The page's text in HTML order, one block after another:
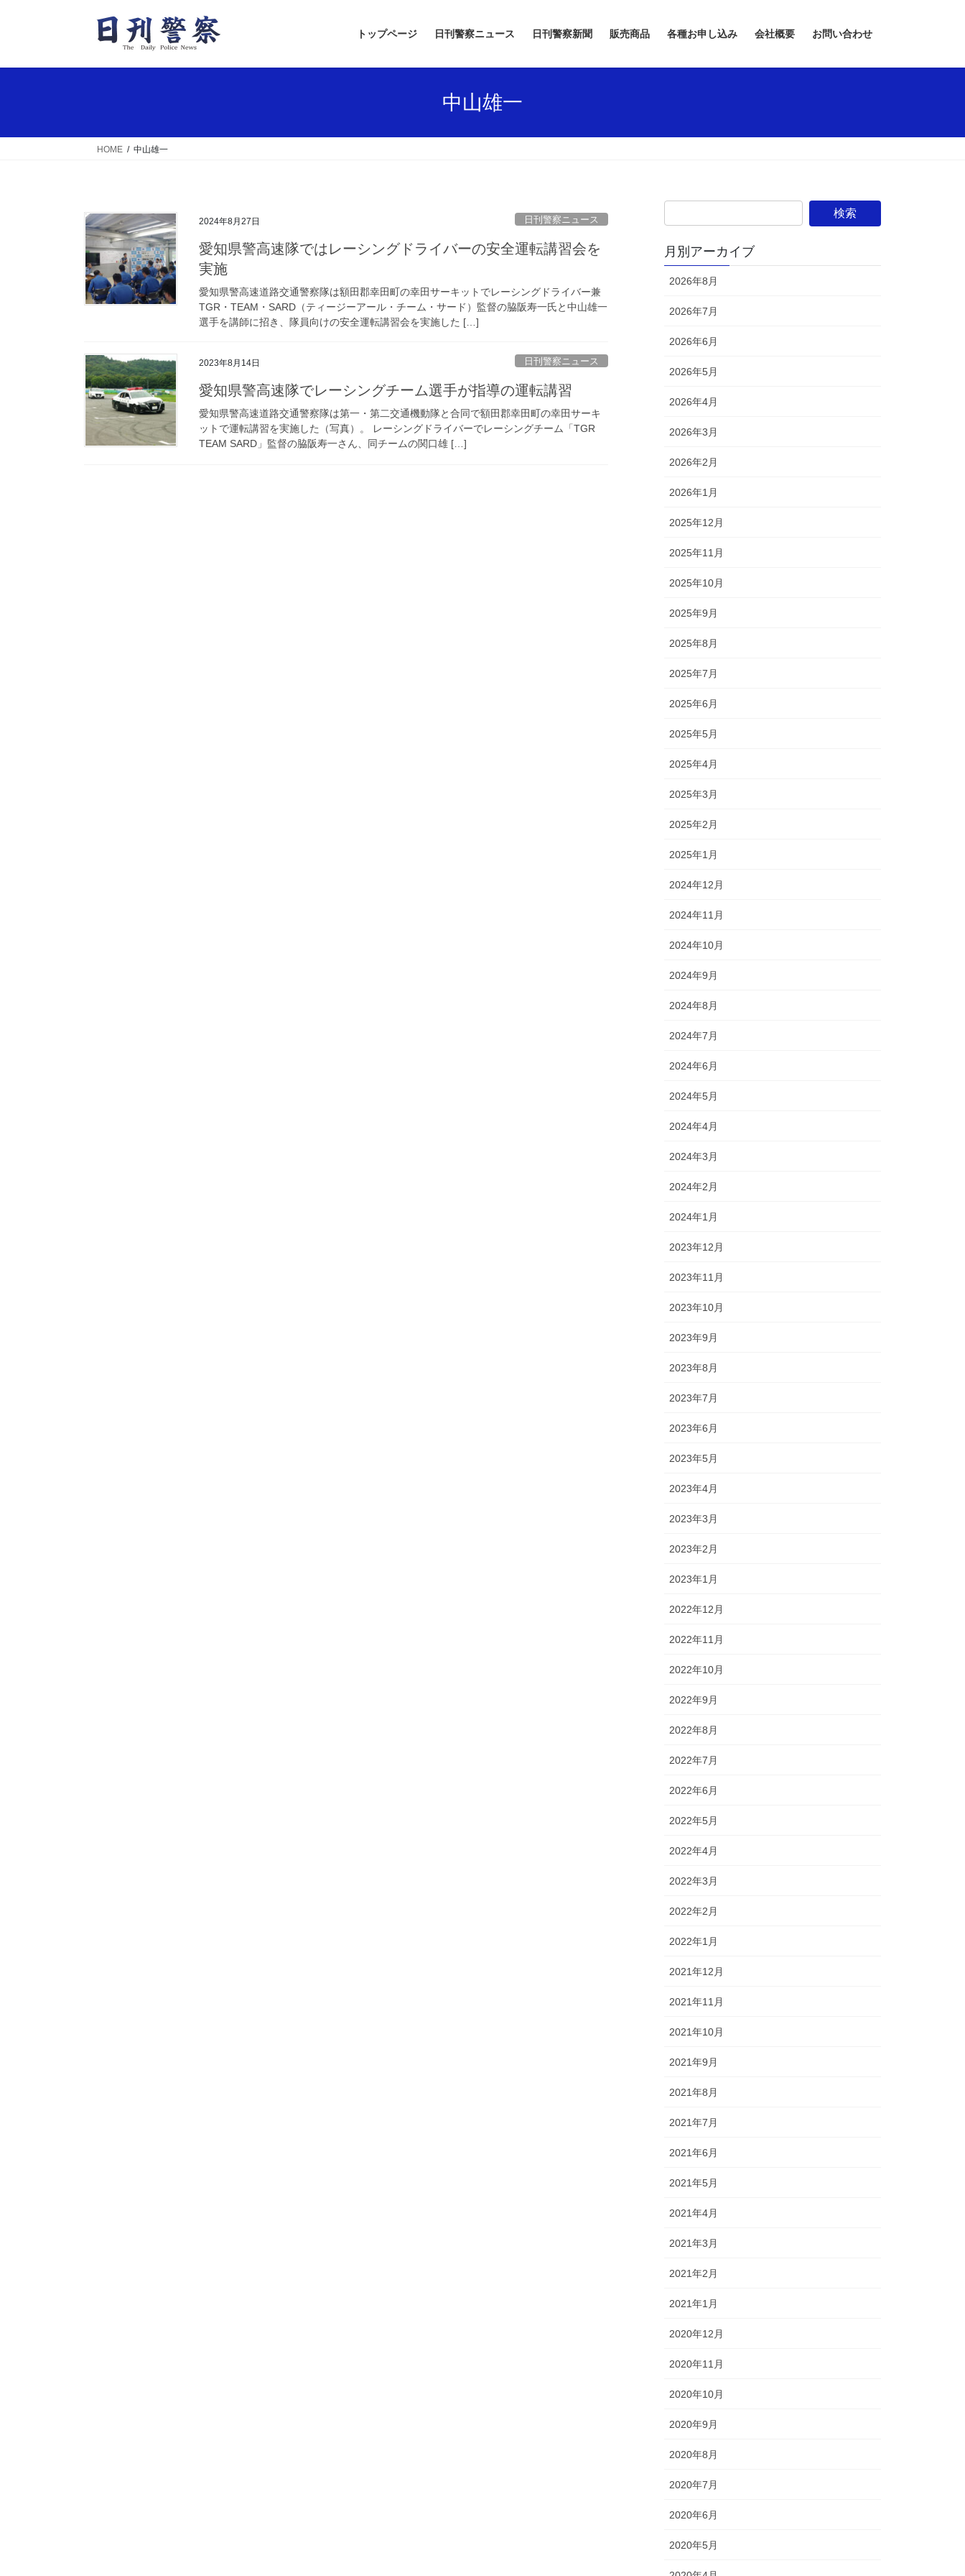
トップページ 日刊警察ニュース 日刊警察新聞 販売商品 各種お申し込み 会社概要 お問い合わせ
中山雄一
HOME 中山雄一
2024年8月27日 日刊警察ニュース
愛知県警高速隊ではレーシングドライバーの安全運転講習会を
実施
愛知県警高速道路交通警察隊は額田郡幸田町の幸田サーキットでレーシングドライバー兼
TGR・TEAM・SARD（ティージーアール・チーム・サード）監督の脇阪寿一氏と中山雄一
選手を講師に招き、隊員向けの安全運転講習会を実施した […]
2023年8月14日 日刊警察ニュース
愛知県警高速隊でレーシングチーム選手が指導の運転講習
愛知県警高速道路交通警察隊は第一・第二交通機動隊と合同で額田郡幸田町の幸田サーキ
ットで運転講習を実施した（写真）。 レーシングドライバーでレーシングチーム「TGR
TEAM SARD」監督の脇阪寿一さん、同チームの関口雄 […]
月別アーカイブ
2026年8月
2026年7月
2026年6月
2026年5月
2026年4月
2026年3月
2026年2月
2026年1月
2025年12月
2025年11月
2025年10月
2025年9月
2025年8月
2025年7月
2025年6月
2025年5月
2025年4月
2025年3月
2025年2月
2025年1月
2024年12月
2024年11月
2024年10月
2024年9月
2024年8月
2024年7月
2024年6月
2024年5月
2024年4月
2024年3月
2024年2月
2024年1月
2023年12月
2023年11月
2023年10月
2023年9月
2023年8月
2023年7月
2023年6月
2023年5月
2023年4月
2023年3月
2023年2月
2023年1月
2022年12月
2022年11月
2022年10月
2022年9月
2022年8月
2022年7月
2022年6月
2022年5月
2022年4月
2022年3月
2022年2月
2022年1月
2021年12月
2021年11月
2021年10月
2021年9月
2021年8月
2021年7月
2021年6月
2021年5月
2021年4月
2021年3月
2021年2月
2021年1月
2020年12月
2020年11月
2020年10月
2020年9月
2020年8月
2020年7月
2020年6月
2020年5月